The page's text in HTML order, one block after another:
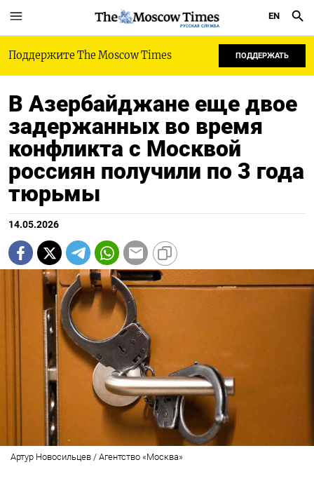
РУССКАЯ СЛУЖБА
EN
Поддержите The Moscow Times ПОДДЕРЖАТЬ
В Азербайджане еще двое
задержанных во время
конфликта с Москвой
россиян получили по 3 года
тюрьмы
14.05.2026
Артур Новосильцев / Агентство «Москва»